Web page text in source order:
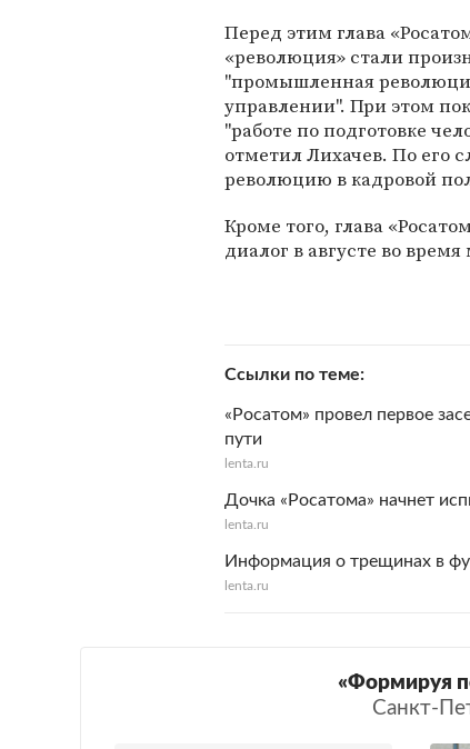
Перед этим глава
«революция» стали
"промышленная
управлении". При этом
"работе по подготовке
отметил Лихачев. По его
революцию в кадровой
Кроме того, глава
диалог в августе во
Ссылки по теме
«Росатом» провел первое
пути
lenta.ru
Дочка «Росатома» начнет
lenta.ru
Информация о трещинах в
lenta.ru
«Формируя
Санкт-